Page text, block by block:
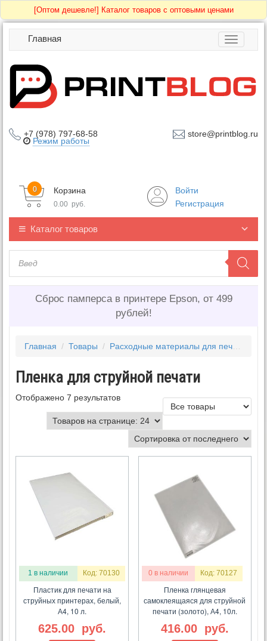
[Оптом дешевле!] Каталог товаров с оптовыми ценами
Toggle
Главная
+7 (978) 797-68-58 store@printblog.ru
Режим работы
Корзина
0
0.00 руб.
Войти
Регистрация
Каталог товаров
Сброс памперса в принтере Epson, от 499
рублей!
Главная / Товары / Расходные материалы для печати
Пленка для струйной печати
Отображено 7 результатов
1 в наличии Код: 70130
Пластик для печати на
струйных принтерах, белый,
А4, 10 л.
625.00 руб.
0 в наличии Код: 70127
Пленка глянцевая
самоклеящаяся для струйной
печати (золото), А4, 10л.
416.00 руб.